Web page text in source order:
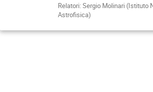
Relatori: Sergio Molinari (Istituto
Astrofisica)